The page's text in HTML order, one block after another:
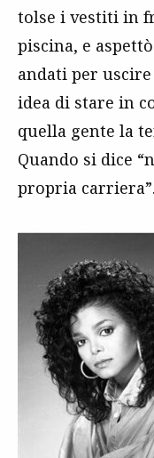
tolse i vestiti in
piscina, e
andati per uscire
idea di stare in
quella gente la
Quando si dice
propria carriera”.